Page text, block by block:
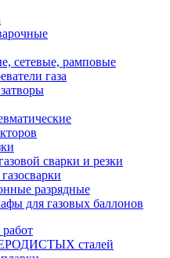
сетевые, рамповые
газа
сварки и резки
разрядные
для газовых баллонов
сталей